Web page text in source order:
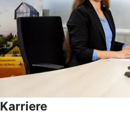
Karriere